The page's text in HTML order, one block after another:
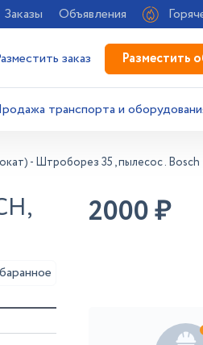
Заказы Объявления
заказ Разместить
транспорта и
- Штроборез 35 , пылесос . Bosch
2000₽